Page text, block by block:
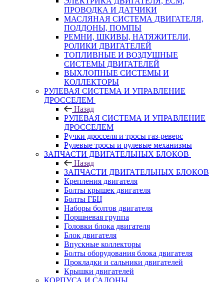
ПРОВОДКА И ДАТЧИКИ
МАСЛЯНАЯ СИСТЕМА ДВИГАТЕЛЯ,
ПОДДОНЫ, ПОМПЫ
РЕМНИ, ШКИВЫ, НАТЯЖИТЕЛИ,
РОЛИКИ ДВИГАТЕЛЕЙ
ТОПЛИВНЫЕ И ВОЗДУШНЫЕ
СИСТЕМЫ ДВИГАТЕЛЕЙ
ВЫХЛОПНЫЕ СИСТЕМЫ И
КОЛЛЕКТОРЫ
РУЛЕВАЯ СИСТЕМА И УПРАВЛЕНИЕ
ДРОССЕЛЕМ
Назад
РУЛЕВАЯ СИСТЕМА И УПРАВЛЕНИЕ
ДРОССЕЛЕМ
Ручки дросселя и тросы газ-реверс
Рулевые тросы и рулевые механизмы
ЗАПЧАСТИ ДВИГАТЕЛЬНЫХ БЛОКОВ
Назад
ЗАПЧАСТИ ДВИГАТЕЛЬНЫХ БЛОКОВ
Крепления двигателя
Болты крышек двигателя
Болты ГБЦ
Наборы болтов двигателя
Поршневая группа
Головки блока двигателя
Блок двигателя
Впускные коллекторы
Болты оборудования блока двигателя
Прокладки и сальники двигателей
Крышки двигателей
КОРПУСА И САЛОНЫ